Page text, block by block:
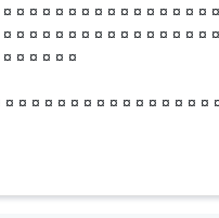
¤ ¤ ¤ ¤ ¤ ¤ ¤ ¤ ¤ ¤ ¤ ¤ ¤ ¤ ¤
¤ ¤ ¤ ¤ ¤ ¤ ¤ ¤ ¤ ¤ ¤ ¤ ¤ ¤ ¤
¤ ¤ ¤ ¤ ¤
¤ ¤ ¤ ¤ ¤ ¤ ¤ ¤ ¤ ¤ ¤ ¤ ¤ ¤ ¤